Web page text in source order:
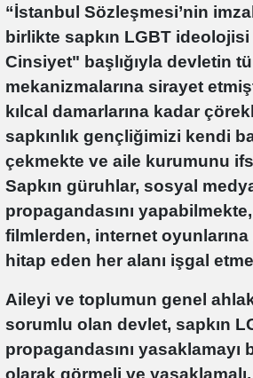
“İstanbul Sözleşmesi’nin
birlikte sapkın LGBT
Cinsiyet" başlığıyla devletin
mekanizmalarına sirayet
kılcal damarlarına kadar
sapkınlık gençliğimizi kendi
çekmekte ve aile kurumunu
Sapkın güruhlar, sosyal
propagandasını
filmlerden, internet
hitap eden her alanı işgal
Aileyi ve toplumun genel
sorumlu olan devlet, sapkın
propagandasını yasaklamayı
olarak görmeli ve yasaklamalı,